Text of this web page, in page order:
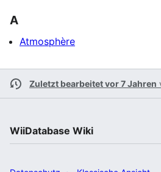
A
Atmosphère
Zuletzt bearbeitet vor 7 Jahren
WiiDatabase Wiki